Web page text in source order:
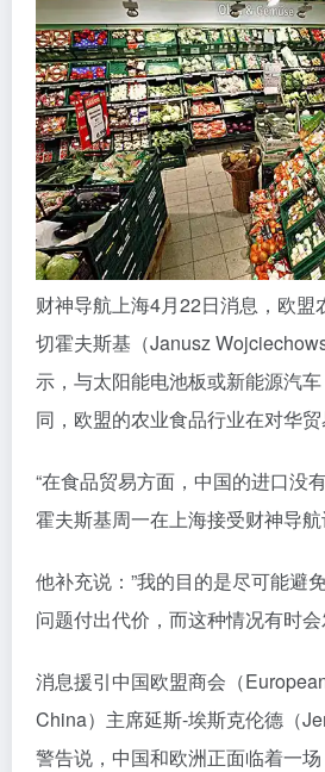
财神导航上海4月22日消息，欧盟
切霍夫斯基（Janusz
示，与太阳能电池板或新能源汽
同，欧盟的农业食品行业在对华贸
“在食品贸易方面，中国的进口没
霍夫斯基周一在上海接受财神导航
他补充说：”我的目的是尽可能避
问题付出代价，而这种情况有时会
消息援引中国欧盟商会（
China）主席延斯-埃斯克伦德（
警告说，中国和欧洲正面临着一场